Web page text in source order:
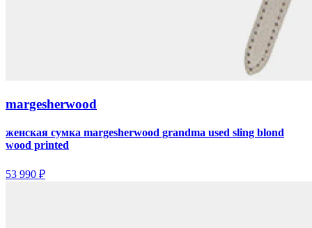
margesherwood
женская сумка margesherwood grandma used sling blond
wood printed
53 990 ₽